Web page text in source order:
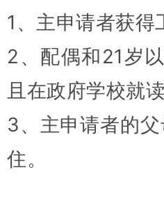
1、主申请者获得
2、配偶和21岁
且在政府学校就读
3、主申请者的
住。